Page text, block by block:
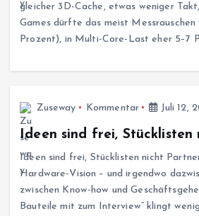
gleicher 3D-Cache, etwas weniger
Games dürfte das meist Messrauschen
Prozent), in Multi-Core-Last eher 5–7
Zuseway Kommentar Juli 12,
Ideen sind frei, Stücklisten
Ideen sind frei, Stücklisten nicht
Hardware-Vision – und irgendwo
zwischen Know-how und
Bauteile mit zum Interview“ klingt